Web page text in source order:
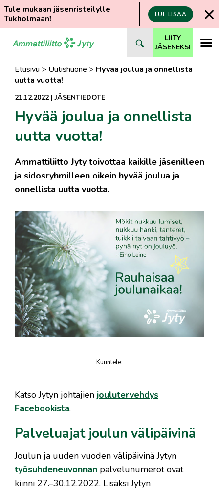
Tule mukaan jäsenristeilylle
Tukholmaan!
LUE LISÄÄ
suoraan
LIITY
JÄSENEKSI
Etusivu > Uutishuone > Hyvää joulua ja onnellista
uutta vuotta!
21.12.2022|JÄSENTIEDOTE
Hyvää joulua ja onnellista
uutta vuotta!
Ammattiliitto Jyty toivottaa kaikille jäsenilleen
ja sidosryhmilleen oikein hyvää joulua ja
onnellista uutta vuotta.
Kuuntele:
Katso Jytyn johtajien joulutervehdys
Facebookista.
Palveluajat joulun välipäivinä
Joulun ja uuden vuoden välipäivinä Jytyn
työsuhdeneuvonnan palvelunumerot ovat
kiinni 27.–30.12.2022. Lisäksi Jytyn